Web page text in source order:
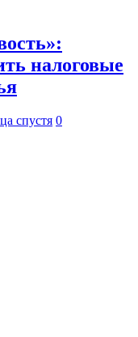
налоговые
спустя 0